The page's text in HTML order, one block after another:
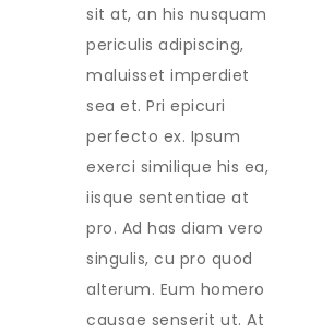
sit at, an his nusquam
periculis adipiscing,
maluisset imperdiet
sea et. Pri epicuri
perfecto ex. Ipsum
exerci similique his ea,
iisque sententiae at
pro. Ad has diam vero
singulis, cu pro quod
alterum. Eum homero
causae senserit ut. At